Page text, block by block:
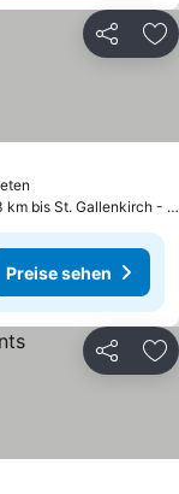
Teilen
Bartholomäberg, 14.3 km bis St. Gallenkirch - Gortipohl
Preise sehen
Teilen